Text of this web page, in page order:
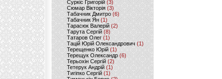
Суркіс Григорій (3)
Сюмар Вікторія (3)
Табачник Дмитро (6)
Табачник Ян(1)
Тарасюк Валерій (2)
Тарута Сергій (8)
Татаров Олег(1)
Тацій Юрій Олександрович(1)
Терещенко Юрій(1)
Терещук Олександр(6)
Терьохін Сергій (2)
Тетерук Андрій (1)
Тигіпко Сергій(1)